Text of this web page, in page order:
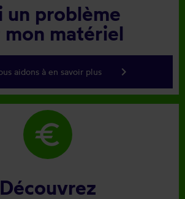
un problème
mon matériel
aidons à en savoir plus keyboard_arrow_right
euro
Découvrez